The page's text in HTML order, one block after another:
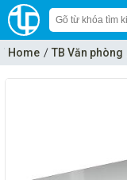
Home TB Văn phòng